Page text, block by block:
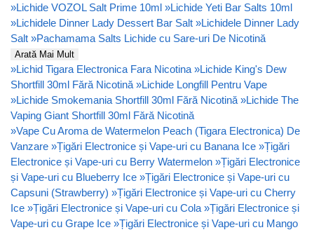
»Lichide VOZOL Salt Prime 10ml »Lichide Yeti Bar Salts 10ml
»Lichidele Dinner Lady Dessert Bar Salt »Lichidele Dinner Lady
Salt »Pachamama Salts Lichide cu Sare-uri De Nicotină
Arată Mai Mult
»Lichid Tigara Electronica Fara Nicotina »Lichide King's Dew
Shortfill 30ml Fără Nicotină »Lichide Longfill Pentru Vape
»Lichide Smokemania Shortfill 30ml Fără Nicotină »Lichide The
Vaping Giant Shortfill 30ml Fără Nicotină
»Vape Cu Aroma de Watermelon Peach (Tigara Electronica) De
Vanzare »Țigări Electronice și Vape-uri cu Banana Ice »Țigări
Electronice și Vape-uri cu Berry Watermelon »Țigări Electronice
și Vape-uri cu Blueberry Ice »Țigări Electronice și Vape-uri cu
Capsuni (Strawberry) »Țigări Electronice și Vape-uri cu Cherry
Ice »Țigări Electronice și Vape-uri cu Cola »Țigări Electronice și
Vape-uri cu Grape Ice »Țigări Electronice și Vape-uri cu Mango